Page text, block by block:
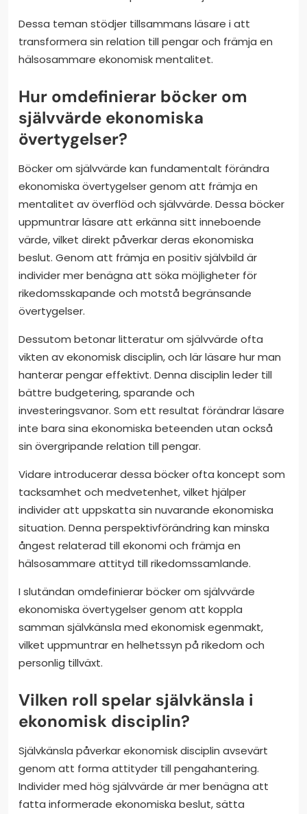
Dessa teman stödjer tillsammans läsare i att
transformera sin relation till pengar och främja en
hälsosammare ekonomisk mentalitet.
Hur omdefinierar böcker om
självvärde ekonomiska
övertygelser?
Böcker om självvärde kan fundamentalt förändra
ekonomiska övertygelser genom att främja en
mentalitet av överflöd och självvärde. Dessa böcker
uppmuntrar läsare att erkänna sitt inneboende
värde, vilket direkt påverkar deras ekonomiska
beslut. Genom att främja en positiv självbild är
individer mer benägna att söka möjligheter för
rikedomsskapande och motstå begränsande
övertygelser.
Dessutom betonar litteratur om självvärde ofta
vikten av ekonomisk disciplin, och lär läsare hur man
hanterar pengar effektivt. Denna disciplin leder till
bättre budgetering, sparande och
investeringsvanor. Som ett resultat förändrar läsare
inte bara sina ekonomiska beteenden utan också
sin övergripande relation till pengar.
Vidare introducerar dessa böcker ofta koncept som
tacksamhet och medvetenhet, vilket hjälper
individer att uppskatta sin nuvarande ekonomiska
situation. Denna perspektivförändring kan minska
ångest relaterad till ekonomi och främja en
hälsosammare attityd till rikedomssamlande.
I slutändan omdefinierar böcker om självvärde
ekonomiska övertygelser genom att koppla
samman självkänsla med ekonomisk egenmakt,
vilket uppmuntrar en helhetssyn på rikedom och
personlig tillväxt.
Vilken roll spelar självkänsla i
ekonomisk disciplin?
Självkänsla påverkar ekonomisk disciplin avsevärt
genom att forma attityder till pengahantering.
Individer med hög självvärde är mer benägna att
fatta informerade ekonomiska beslut, sätta